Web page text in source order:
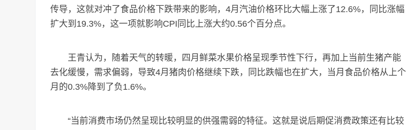
传导，这就对冲了食品价格下跌带来的影响，4月汽油价格环比大幅上涨了12.6%，同比涨幅
扩大到19.3%，这一项就影响CPI同比上涨大约0.56个百分点。
王青认为，随着天气的转暖，四月鲜菜水果价格呈现季节性下行，再加上当前生猪产能
去化缓慢，需求偏弱，导致4月猪肉价格继续下跌，同比跌幅也在扩大，当月食品价格从上个
月的0.3%降到了负1.6%。
“当前消费市场仍然呈现比较明显的供强需弱的特征。这就是说后期促消费政策还有比较